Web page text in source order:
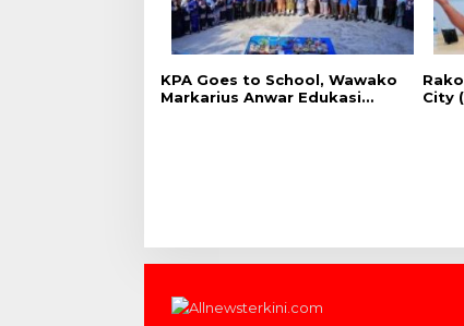
‎KPA Goes to School, ‎Wawako
Markarius Anwar Edukasi
City